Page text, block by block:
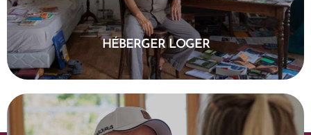
HÉBERGER LOGER